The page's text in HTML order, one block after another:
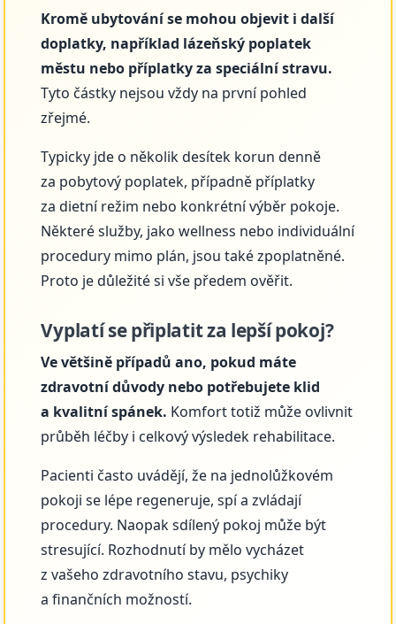
Kromě ubytování se mohou objevit i další
doplatky, například lázeňský poplatek
městu nebo příplatky za speciální stravu.
Tyto částky nejsou vždy na první pohled
zřejmé.
Typicky jde o několik desítek korun denně
za pobytový poplatek, případně příplatky
za dietní režim nebo konkrétní výběr pokoje.
Některé služby, jako wellness nebo individuální
procedury mimo plán, jsou také zpoplatněné.
Proto je důležité si vše předem ověřit.
Vyplatí se připlatit za lepší pokoj?
Ve většině případů ano, pokud máte
zdravotní důvody nebo potřebujete klid
a kvalitní spánek. Komfort totiž může ovlivnit
průběh léčby i celkový výsledek rehabilitace.
Pacienti často uvádějí, že na jednolůžkovém
pokoji se lépe regeneruje, spí a zvládají
procedury. Naopak sdílený pokoj může být
stresující. Rozhodnutí by mělo vycházet
z vašeho zdravotního stavu, psychiky
a finančních možností.